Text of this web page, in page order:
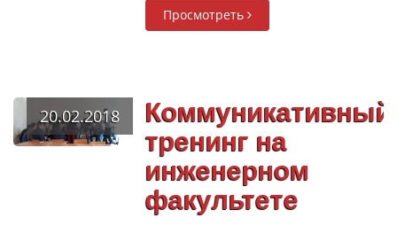
Просмотреть
20.02.2018
Коммуникативный
тренинг на
инженерном
факультете